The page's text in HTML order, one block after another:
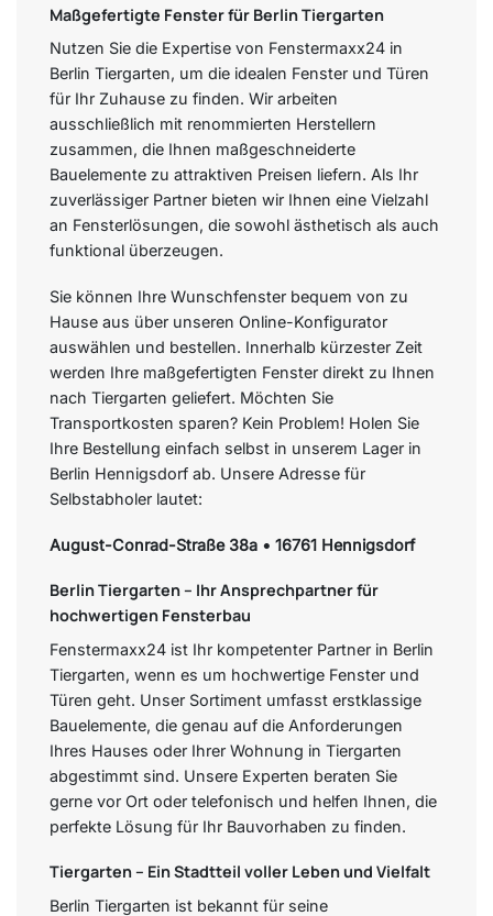
Maßgefertigte Fenster für Berlin Tiergarten
Nutzen Sie die Expertise von Fenstermaxx24 in
Berlin Tiergarten, um die idealen Fenster und Türen
für Ihr Zuhause zu finden. Wir arbeiten
ausschließlich mit renommierten Herstellern
zusammen, die Ihnen maßgeschneiderte
Bauelemente zu attraktiven Preisen liefern. Als Ihr
zuverlässiger Partner bieten wir Ihnen eine Vielzahl
an Fensterlösungen, die sowohl ästhetisch als auch
funktional überzeugen.
Sie können Ihre Wunschfenster bequem von zu
Hause aus über unseren Online-Konfigurator
auswählen und bestellen. Innerhalb kürzester Zeit
werden Ihre maßgefertigten Fenster direkt zu Ihnen
nach Tiergarten geliefert. Möchten Sie
Transportkosten sparen? Kein Problem! Holen Sie
Ihre Bestellung einfach selbst in unserem Lager in
Berlin Hennigsdorf ab. Unsere Adresse für
Selbstabholer lautet:
August-Conrad-Straße 38a • 16761 Hennigsdorf
Berlin Tiergarten – Ihr Ansprechpartner für
hochwertigen Fensterbau
Fenstermaxx24 ist Ihr kompetenter Partner in Berlin
Tiergarten, wenn es um hochwertige Fenster und
Türen geht. Unser Sortiment umfasst erstklassige
Bauelemente, die genau auf die Anforderungen
Ihres Hauses oder Ihrer Wohnung in Tiergarten
abgestimmt sind. Unsere Experten beraten Sie
gerne vor Ort oder telefonisch und helfen Ihnen, die
perfekte Lösung für Ihr Bauvorhaben zu finden.
Tiergarten – Ein Stadtteil voller Leben und Vielfalt
Berlin Tiergarten ist bekannt für seine